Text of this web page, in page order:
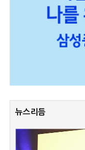
뉴스리듬